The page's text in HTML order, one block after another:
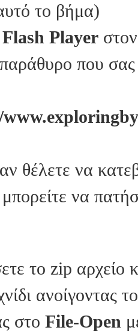
το βήμα)
Flash Player
που
θέλετε να
μπορείτε να
το zip αρχείο
ανοίγοντας
στο File-Open